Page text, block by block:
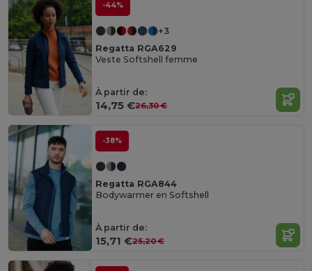
-44%
+3
Regatta RGA629
Veste Softshell femme
À partir de:
14,75 €26,30 €
-38%
Regatta RGA844
Bodywarmer en Softshell
À partir de:
15,71 €25,20 €